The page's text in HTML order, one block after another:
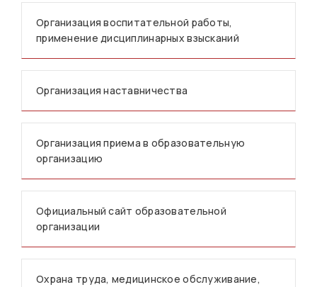
Организация воспитательной работы,
применение дисциплинарных взысканий
Организация наставничества
Организация приема в образовательную
организацию
Официальный сайт образовательной
организации
Охрана труда, медицинское обслуживание,